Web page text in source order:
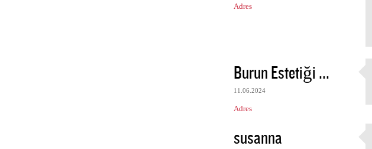
Adres
Burun Estetiği ...
11.06.2024
Adres
susanna